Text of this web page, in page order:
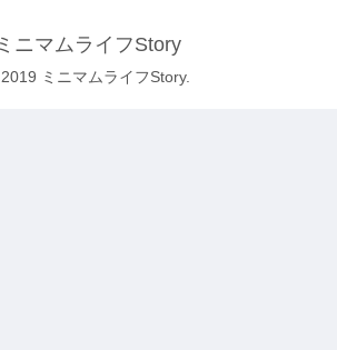
ミニマムライフStory
ミニマムライフStory.